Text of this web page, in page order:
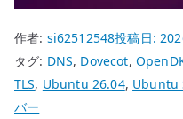
作者: si62512548投稿日:
タグ: DNS, Dovecot,
TLS, Ubuntu 26.04, Ubuntu
バー